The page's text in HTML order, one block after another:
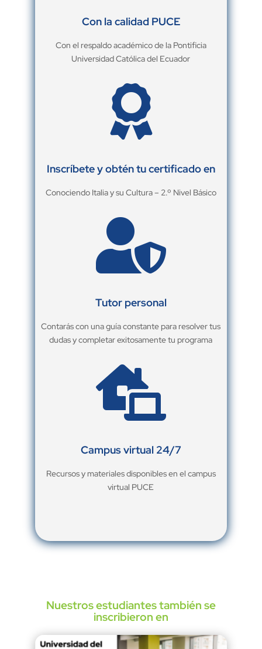
Con la calidad PUCE
Con el respaldo académico de la Pontificia
Universidad Católica del Ecuador

Inscríbete y obtén tu certificado en
Conociendo Italia y su Cultura – 2.º Nivel Básico

Tutor personal
Contarás con una guía constante para resolver tus
dudas y completar exitosamente tu programa

Campus virtual 24/7
Recursos y materiales disponibles en el campus
virtual PUCE
Nuestros estudiantes también se
inscribieron en